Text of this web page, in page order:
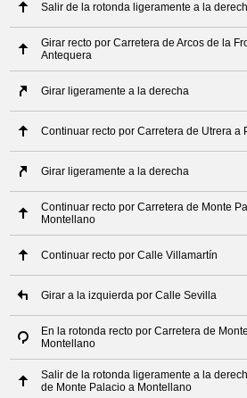
Salir de la rotonda ligeramente a la
Girar recto por Carretera de Arcos de la
Antequera
Girar ligeramente a la derecha
Continuar recto por Carretera de Utrera a
Girar ligeramente a la derecha
Continuar recto por Carretera de Monte
Montellano
Continuar recto por Calle Villamartín
Girar a la izquierda por Calle Sevilla
En la rotonda recto por Carretera de
Montellano
Salir de la rotonda ligeramente a la
de Monte Palacio a Montellano